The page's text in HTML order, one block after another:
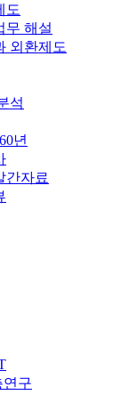
도
무 해설
외환제도
석
년
간자료
연구